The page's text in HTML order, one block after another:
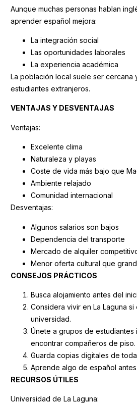
Aunque muchas personas hablan
aprender español mejora:
La integración social
Las oportunidades laborales
La experiencia académica
La población local suele ser cercana
estudiantes extranjeros.
VENTAJAS Y DESVENTAJAS
Ventajas:
Excelente clima
Naturaleza y playas
Coste de vida más bajo que
Ambiente relajado
Comunidad internacional
Desventajas:
Algunos salarios son bajos
Dependencia del transporte
Mercado de alquiler
Menor oferta cultural que
CONSEJOS PRÁCTICOS
Busca alojamiento antes del
Considera vivir en La Laguna si
universidad.
Únete a grupos de estudiantes
encontrar compañeros de piso.
Guarda copias digitales de
Aprende algo de español
RECURSOS ÚTILES
Universidad de La Laguna: